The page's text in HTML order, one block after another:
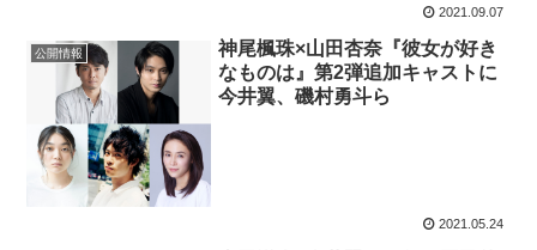
2021.09.07
公開情報
神尾楓珠×山田杏奈『彼女が好き
なものは』第2弾追加キャストに
今井翼、磯村勇斗ら
2021.05.24